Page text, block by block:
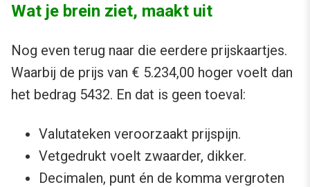
Wat je brein ziet, maakt uit
Nog even terug naar die eerdere prijskaartjes.
Waarbij de prijs van € 5.234,00 hoger voelt dan
het bedrag 5432. En dat is geen toeval:
Valutateken veroorzaakt prijspijn.
Vetgedrukt voelt zwaarder, dikker.
Decimalen, punt én de komma vergroten